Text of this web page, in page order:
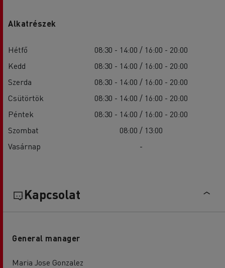
Alkatrészek
Hétfő
08:30 - 14:00 / 16:00 - 20:00
Kedd
08:30 - 14:00 / 16:00 - 20:00
Szerda
08:30 - 14:00 / 16:00 - 20:00
Csütörtök
08:30 - 14:00 / 16:00 - 20:00
Péntek
08:30 - 14:00 / 16:00 - 20:00
Szombat
08:00 / 13:00
Vasárnap
-
Kapcsolat
General manager
Maria Jose Gonzalez